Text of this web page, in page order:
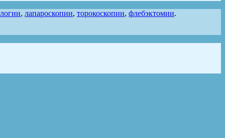
, лапароскопии, торокоскопии, флебэктомии.